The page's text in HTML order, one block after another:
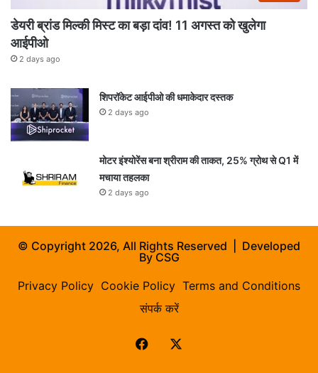
डेयरी ब्रांड मिल्की मिस्ट का बड़ा दांव! 11 अगस्त को खुलेगा
आईपीओ
2 days ago
शिपरॉकेट आईपीओ की धमाकेदार दस्तक
2 days ago
मोटर इंश्योरेंस बना श्रीराम की ताकत, 25% ग्रोथ से Q1 में
मचाया तहलका
2 days ago
© Copyright 2026, All Rights Reserved | Developed
ByCSG
Privacy Policy Cookie Policy Terms and Conditions
संपर्क करें
Facebook